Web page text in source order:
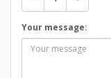
Your message: